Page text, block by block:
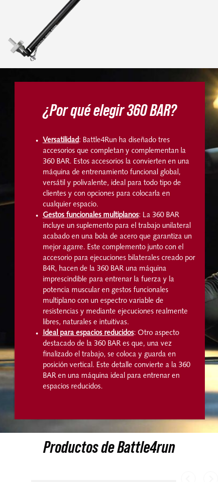
¿Por qué elegir 360 BAR?
Versatilidad: Battle4Run ha diseñado tres
accesorios que completan y complementan la
360 BAR. Estos accesorios la convierten en una
máquina de entrenamiento funcional global,
versátil y polivalente, ideal para todo tipo de
clientes y con opciones para colocarla en
cualquier espacio.
Gestos funcionales multiplanos: La 360 BAR
incluye un suplemento para el trabajo unilateral
acabado en una bola de acero que garantiza un
mejor agarre. Este complemento junto con el
accesorio para ejecuciones bilaterales creado por
B4R, hacen de la 360 BAR una máquina
imprescindible para entrenar la fuerza y la
potencia muscular en gestos funcionales
multiplano con un espectro variable de
resistencias y mediante ejecuciones realmente
libres, naturales e intuitivas.
Ideal para espacios reducidos: Otro aspecto
destacado de la 360 BAR es que, una vez
finalizado el trabajo, se coloca y guarda en
posición vertical. Este detalle convierte a la 360
BAR en una máquina ideal para entrenar en
espacios reducidos.
Productos de Battle4run